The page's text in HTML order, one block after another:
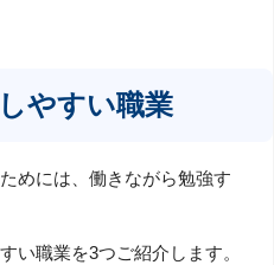
やすい職業
めには、働きながら勉強す
い職業を3つご紹介します。